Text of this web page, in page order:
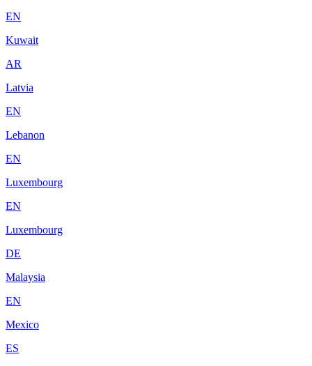
EN
Kuwait
AR
Latvia
EN
Lebanon
EN
Luxembourg
EN
Luxembourg
DE
Malaysia
EN
Mexico
ES